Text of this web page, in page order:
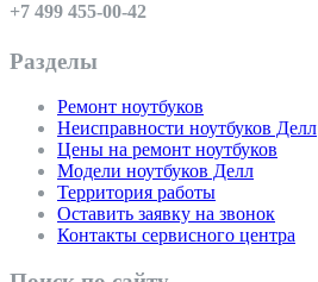
+7 499 455-00-42
Разделы
Ремонт ноутбуков
Неисправности ноутбуков Делл
Цены на ремонт ноутбуков
Модели ноутбуков Делл
Территория работы
Оставить заявку на звонок
Контакты сервисного центра